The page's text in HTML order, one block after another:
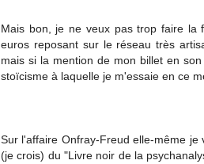
Mais bon, je ne veux pas trop faire
euros reposant sur le réseau très
mais si la mention de mon billet en
stoïcisme à laquelle je m'essaie en ce
Sur l'affaire Onfray-Freud elle-même je
(je crois) du "Livre noir de la